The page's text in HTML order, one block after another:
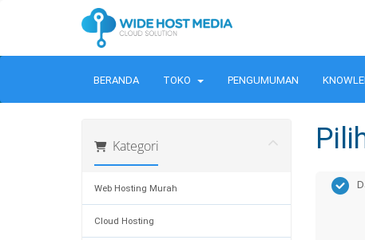
BERANDA TOKO PENGUMUMAN
Kategori
Web Hosting Murah
Cloud Hosting